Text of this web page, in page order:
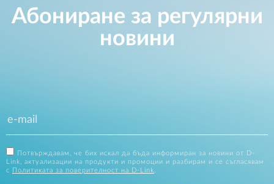
Абониране за регулярни
новини
Потвърждавам, че бих искал да бъда информиран за новини от D-
Link, актуализации на продукти и промоции и разбирам и се съгласявам
с
Политиката за поверителност на D-Link